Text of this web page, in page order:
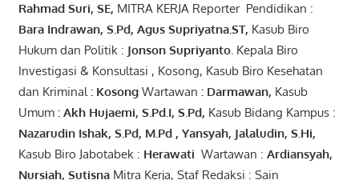
Rahmad Suri, SE, MITRA KERJA Reporter Pendidikan :
Bara Indrawan, S.Pd, Agus Supriyatna.ST, Kasub Biro
Hukum dan Politik : Jonson Supriyanto. Kepala Biro
Investigasi & Konsultasi , Kosong, Kasub Biro Kesehatan
dan Kriminal: KosongWartawan : Darmawan, Kasub
Umum : Akh Hujaemi, S.Pd.I, S.Pd, Kasub Bidang Kampus :
Nazarudin Ishak, S.Pd, M.Pd, Yansyah, Jalaludin, S.Hi,
Kasub Biro Jabotabek : Herawati Wartawan : Ardiansyah,
Nursiah, SutisnaMitra Kerja, Staf Redaksi : Sain